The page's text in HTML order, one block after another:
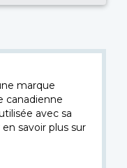
marque
canadienne
avec sa
savoir plus sur